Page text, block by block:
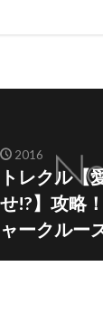
2016
トレクル【
せ!?】攻略
ャークルー